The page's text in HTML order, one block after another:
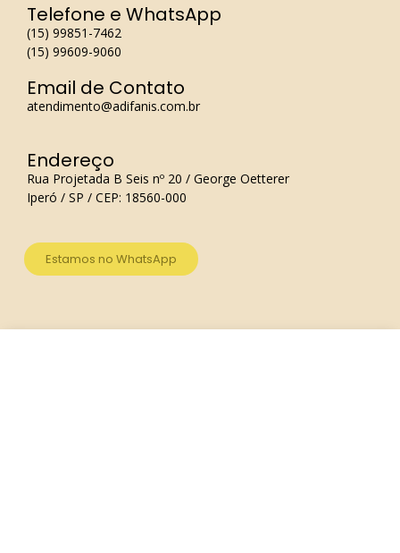
Telefone e WhatsApp
(15) 99851-7462
(15) 99609-9060
Email de Contato
atendimento@adifanis.com.br
Endereço
Rua Projetada B Seis nº 20 / George Oetterer
Iperó / SP / CEP: 18560-000
Estamos no WhatsApp